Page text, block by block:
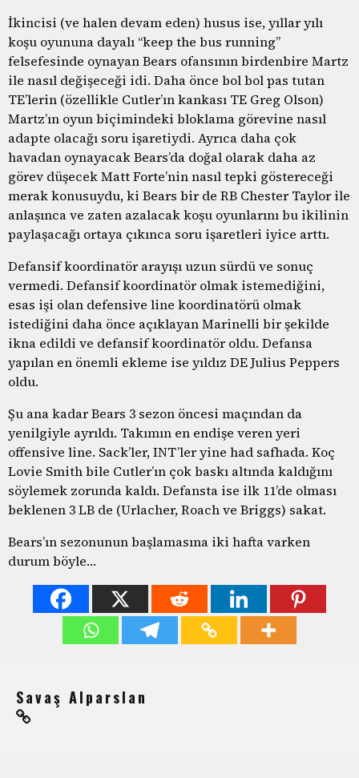
İkincisi (ve halen devam eden) husus ise, yıllar yılı
koşu oyununa dayalı “keep the bus running”
felsefesinde oynayan Bears ofansının birdenbire Martz
ile nasıl değişeceği idi. Daha önce bol bol pas tutan
TE’lerin (özellikle Cutler’ın kankası TE Greg Olson)
Martz’ın oyun biçimindeki bloklama görevine nasıl
adapte olacağı soru işaretiydi. Ayrıca daha çok
havadan oynayacak Bears’da doğal olarak daha az
görev düşecek Matt Forte’nin nasıl tepki göstereceği
merak konusuydu, ki Bears bir de RB Chester Taylor ile
anlaşınca ve zaten azalacak koşu oyunlarını bu ikilinin
paylaşacağı ortaya çıkınca soru işaretleri iyice arttı.
Defansif koordinatör arayışı uzun sürdü ve sonuç
vermedi. Defansif koordinatör olmak istemediğini,
esas işi olan defensive line koordinatörü olmak
istediğini daha önce açıklayan Marinelli bir şekilde
ikna edildi ve defansif koordinatör oldu. Defansa
yapılan en önemli ekleme ise yıldız DE Julius Peppers
oldu.
Şu ana kadar Bears 3 sezon öncesi maçından da
yenilgiyle ayrıldı. Takımın en endişe veren yeri
offensive line. Sack’ler, INT’ler yine had safhada. Koç
Lovie Smith bile Cutler’ın çok baskı altında kaldığını
söylemek zorunda kaldı. Defansta ise ilk 11’de olması
beklenen 3 LB de (Urlacher, Roach ve Briggs) sakat.
Bears’ın sezonunun başlamasına iki hafta varken
durum böyle…
Savaş Alparslan